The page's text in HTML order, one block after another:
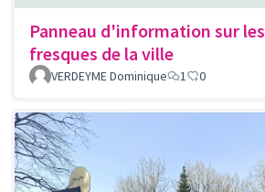
Panneau d'information sur les
fresques de la ville
VERDEYME Dominique 1 0